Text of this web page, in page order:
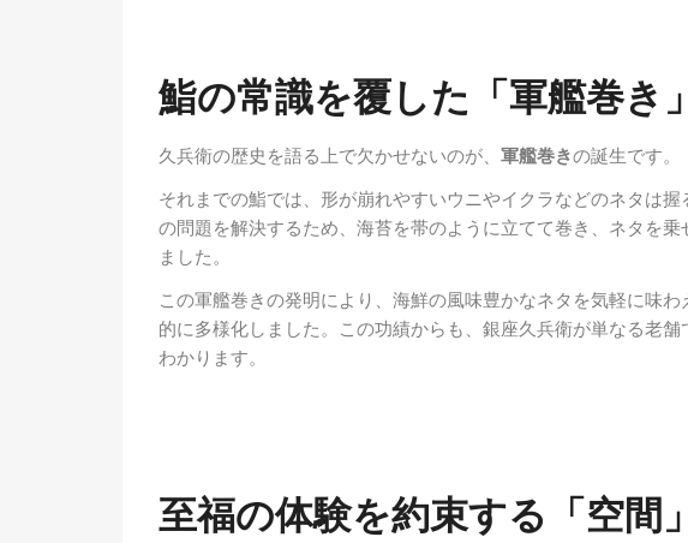
鮨の常識を覆した「軍艦巻き
久兵衛の歴史を語る上で欠かせないのが、 軍艦巻きの誕生です。
それまでの鮨では、形が崩れやすいウニやイクラなどのネタは
の問題を解決するため、海苔を帯のように立てて巻き、ネタを
ました。
この軍艦巻きの発明により、海鮮の風味豊かなネタを気軽に味
的に多様化しました。この功績からも、銀座久兵衛が単なる老
わかります。
至福の体験を約束する「空間